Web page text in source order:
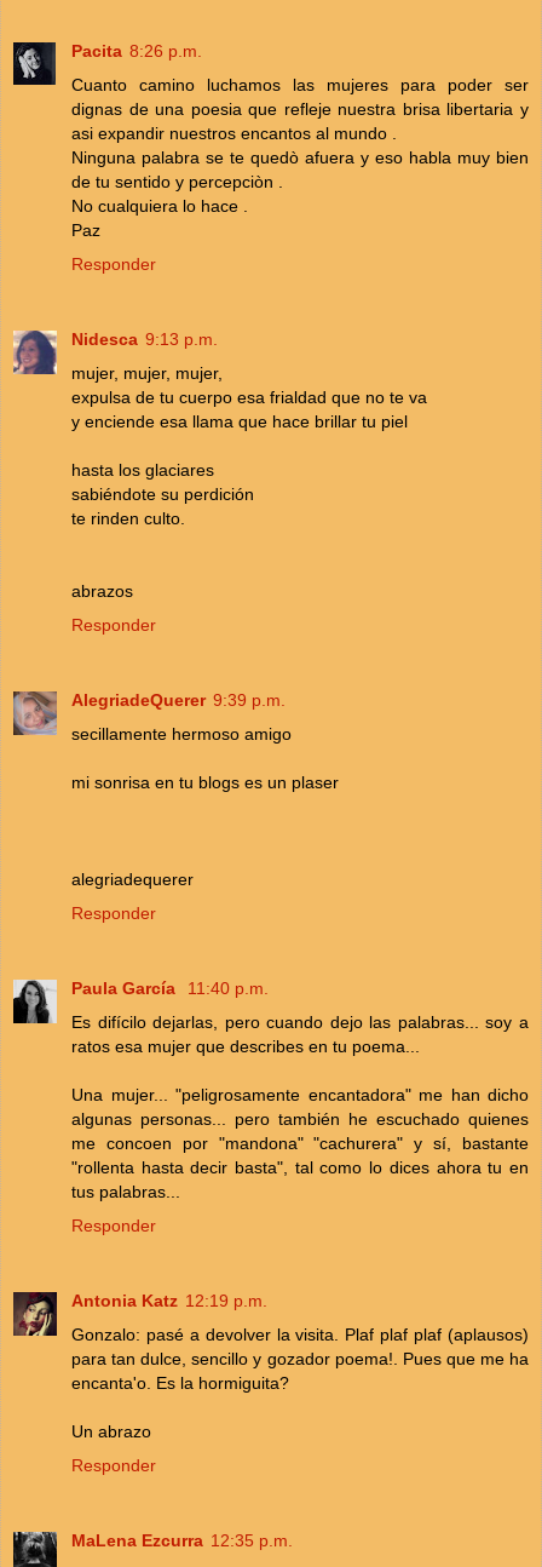
Pacita 8:26 p.m.
Cuanto camino luchamos las mujeres para poder ser
dignas de una poesia que refleje nuestra brisa libertaria y
asi expandir nuestros encantos al mundo .
Ninguna palabra se te quedò afuera y eso habla muy bien
de tu sentido y percepciòn .
No cualquiera lo hace .
Paz
Responder
Nidesca 9:13 p.m.
mujer, mujer, mujer,
expulsa de tu cuerpo esa frialdad que no te va
y enciende esa llama que hace brillar tu piel
hasta los glaciares
sabiéndote su perdición
te rinden culto.
abrazos
Responder
AlegriadeQuerer 9:39 p.m.
secillamente hermoso amigo
mi sonrisa en tu blogs es un plaser
alegriadequerer
Responder
Paula García
11:40 p.m.
Es difícilo dejarlas, pero cuando dejo las palabras... soy a
ratos esa mujer que describes en tu poema...
Una mujer... "peligrosamente encantadora" me han dicho
algunas personas... pero también he escuchado quienes
me concoen por "mandona" "cachurera" y sí, bastante
"rollenta hasta decir basta", tal como lo dices ahora tu en
tus palabras...
Responder
Antonia Katz 12:19 p.m.
Gonzalo: pasé a devolver la visita. Plaf plaf plaf (aplausos)
para tan dulce, sencillo y gozador poema!. Pues que me ha
encanta'o. Es la hormiguita?
Un abrazo
Responder
MaLena Ezcurra 12:35 p.m.